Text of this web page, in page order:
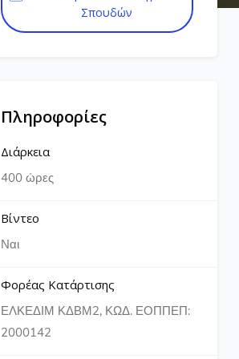
Σπουδών
Πληροφορίες
Διάρκεια
400 ώρες
Βίντεο
Ναι
Φορέας Κατάρτισης
ΕΛΚΕΔΙΜ ΚΔΒΜ2, ΚΩΔ. ΕΟΠΠΕΠ:
2000142